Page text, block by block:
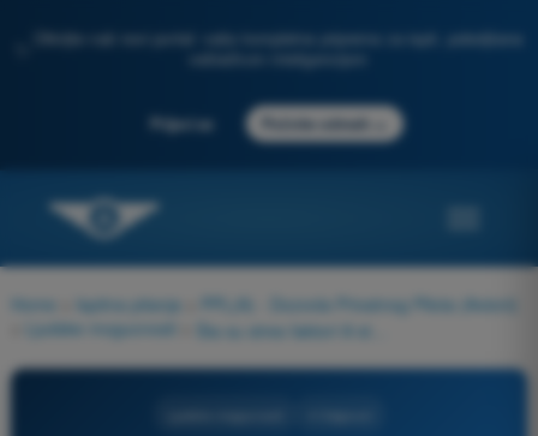
Otkrijte naš novi portal: vaša kompletna priprema za ispit, poboljšana
Prijavi se Počnite odmah
Home Ispitna pitanja
PPL(A) - Dozvola Privatnog Pilota (Avioni)
Ljudske mogucnosti